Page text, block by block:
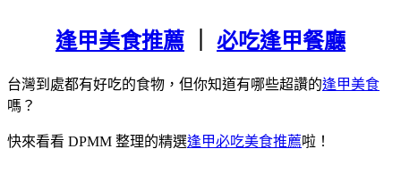
逢甲美食推薦 必吃逢甲餐廳
台灣到處都有好吃的食物，但你知道有哪些超讚的逢甲美食
嗎？
快來看看 DPMM 整理的精選逢甲必吃美食推薦啦！